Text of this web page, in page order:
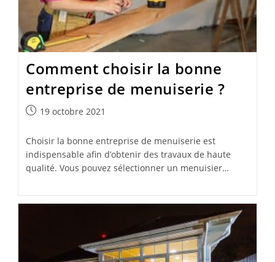
Comment choisir la bonne
entreprise de menuiserie ?
Publication
19 octobre 2021
Choisir la bonne entreprise de menuiserie est
indispensable afin d’obtenir des travaux de haute
qualité. Vous pouvez sélectionner un menuisier…